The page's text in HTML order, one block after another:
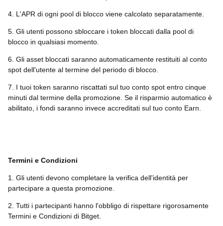
4. L'APR di ogni pool di blocco viene calcolato separatamente.
5. Gli utenti possono sbloccare i token bloccati dalla pool di
blocco in qualsiasi momento.
6. Gli asset bloccati saranno automaticamente restituiti al conto
spot dell'utente al termine del periodo di blocco.
7. I tuoi token saranno riscattati sul tuo conto spot entro cinque
minuti dal termine della promozione. Se il risparmio automatico è
abilitato, i fondi saranno invece accreditati sul tuo conto Earn.
Termini e Condizioni
1. Gli utenti devono completare la verifica dell'identità per
partecipare a questa promozione.
2. Tutti i partecipanti hanno l'obbligo di rispettare rigorosamente
Termini e Condizioni di Bitget.